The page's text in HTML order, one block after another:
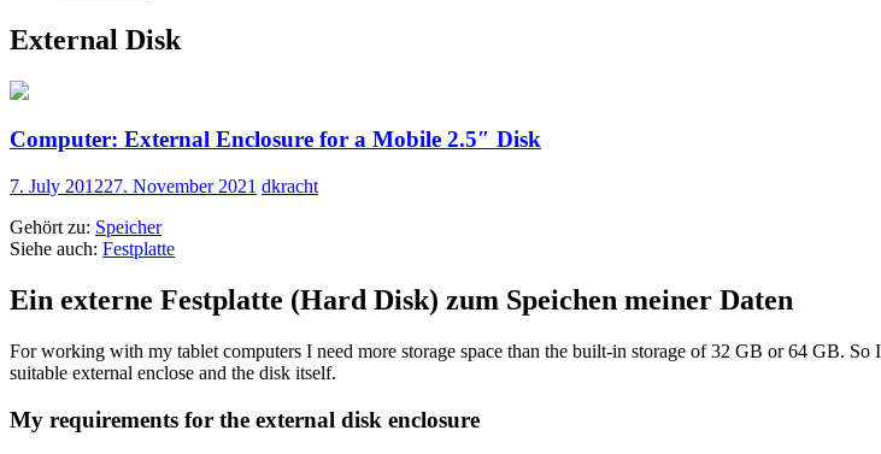
External Disk
Computer: External Enclosure for a Mobile 2.5″ Disk
7. July 201227. November 2021 dkracht
Gehört zu: Speicher
Siehe auch: Festplatte
Ein externe Festplatte (Hard Disk) zum Speichen meiner Daten
For working with my tablet computers I need more storage space than the built-in storage of 32 GB or 64 GB.
suitable external enclose and the disk itself.
My requirements for the external disk enclosure